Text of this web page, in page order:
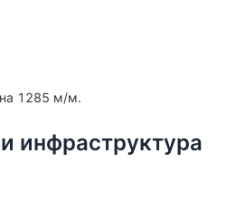
простора
без лишних метров
жилой комплекс
благоустроенная
и детские зоны,
1285 м/м.
инфраструктура